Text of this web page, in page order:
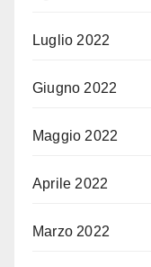
Luglio 2022
Giugno 2022
Maggio 2022
Aprile 2022
Marzo 2022